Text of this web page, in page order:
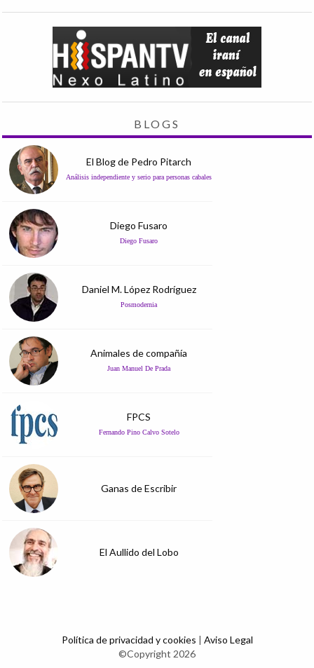
BLOGS
El Blog de Pedro Pitarch
Análisis independiente y serio para personas cabales
Diego Fusaro
Diego Fusaro
Daniel M. López Rodríguez
Posmodernia
Animales de compañía
Juan Manuel De Prada
FPCS
Fernando Pino Calvo Sotelo
Ganas de Escribir
El Aullido del Lobo
Política de privacidad y cookies | Aviso Legal
©Copyright 2026